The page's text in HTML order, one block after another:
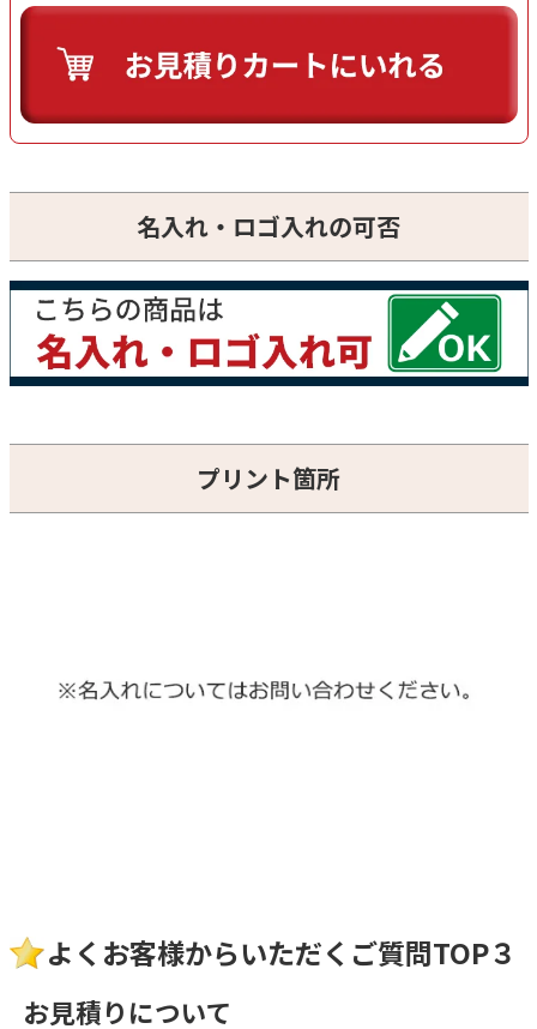
名入れ・ロゴ入れの可否
プリント箇所
よくお客様からいただくご質問TOP３
お見積りについて